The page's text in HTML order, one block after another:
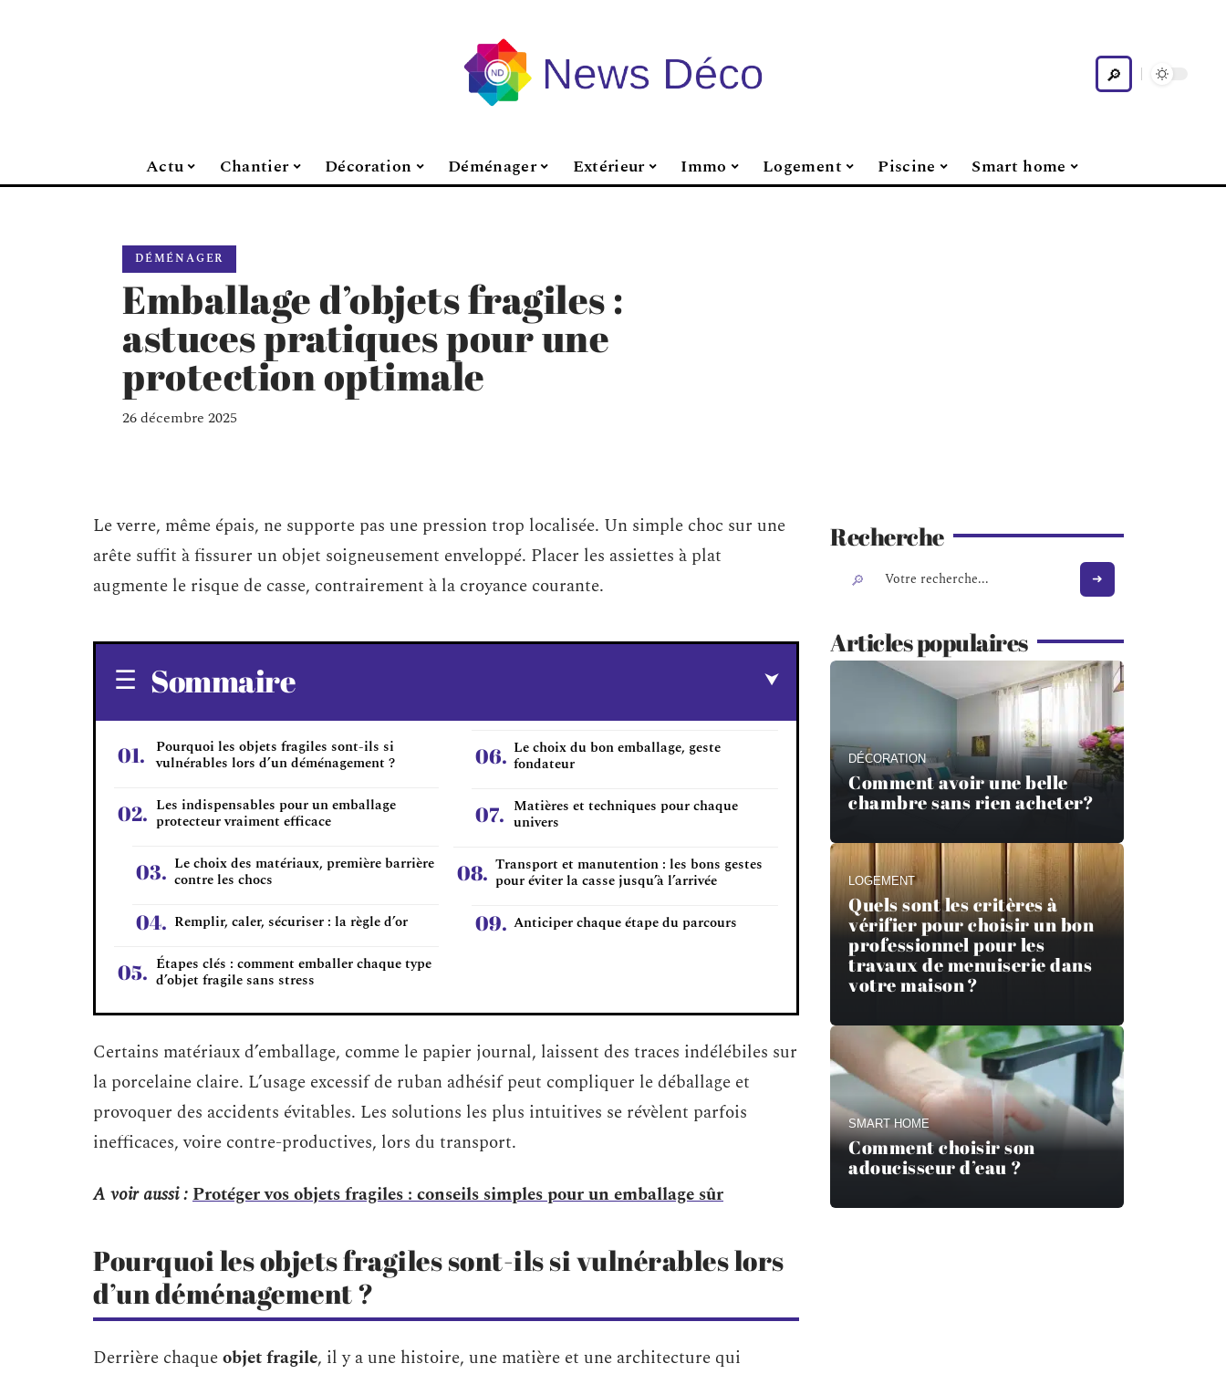
Actu Chantier Décoration Déménager Extérieur Immo Logement Piscine Smart home
DÉMÉNAGER
Emballage d’objets fragiles :
astuces pratiques pour une
protection optimale
26 décembre 2025
Le verre, même épais, ne supporte pas une pression trop localisée. Un simple choc sur une
arête suffit à fissurer un objet soigneusement enveloppé. Placer les assiettes à plat
augmente le risque de casse, contrairement à la croyance courante.
Sommaire
Pourquoi les objets fragiles sont-ils si
vulnérables lors d’un déménagement ?
Les indispensables pour un emballage
protecteur vraiment efficace
Le choix des matériaux, première barrière
contre les chocs
Remplir, caler, sécuriser : la règle d’or
Étapes clés : comment emballer chaque type
d’objet fragile sans stress
Le choix du bon emballage, geste
fondateur
Matières et techniques pour chaque
univers
Transport et manutention : les bons gestes
pour éviter la casse jusqu’à l’arrivée
Anticiper chaque étape du parcours
Certains matériaux d’emballage, comme le papier journal, laissent des traces indélébiles sur
la porcelaine claire. L’usage excessif de ruban adhésif peut compliquer le déballage et
provoquer des accidents évitables. Les solutions les plus intuitives se révèlent parfois
inefficaces, voire contre-productives, lors du transport.
A voir aussi :Protéger vos objets fragiles : conseils simples pour un emballage sûr
Pourquoi les objets fragiles sont-ils si vulnérables lors
d’un déménagement ?
Derrière chaqueobjet fragile, il y a une histoire, une matière et une architecture qui
Recherche
Articles populaires
DÉCORATION
Comment avoir une belle
chambre sans rien acheter?
LOGEMENT
Quels sont les critères à
vérifier pour choisir un bon
professionnel pour les
travaux de menuiserie dans
votre maison ?
SMART HOME
Comment choisir son
adoucisseur d’eau ?